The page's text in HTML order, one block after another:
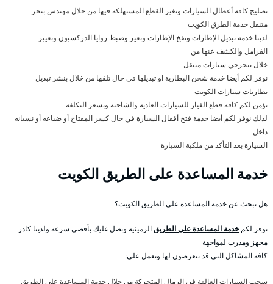
تصليح كافة أعطال السيارات وتغير القطع المستهلكة فيها من خلال مهندس بنجر
متنقل خدمة الطرق الكويت
لدينا خدمة تبديل الإطارات ونفخ الإطارات وتعير وضبط زوايا الدركسيون وتعيير
الفرامل والكشف عنها من
خلال بنجرجي سيارات متنقل
نوفر لكم أيضا خدمة شحن البطارية او تبديلها في حال تلفها من خلال بنشر تبديل
بطاريات سيارات الكويت
نؤمن لكم كافة قطع الغيار للسيارات العادية والشاحنة وبسعر التكلفة
لذلك نوفر لكم أيضا خدمة فتح أقفال السيارة في حال كسر المفتاح أو ضياعه أو نسيانه
داخل
السيارة بعد التأكد من ملكية السيارة
خدمة المساعدة على الطريق الكويت
هل تبحث عن خدمة المساعدة على الطريق الكويت؟
نوفر لكمخدمة المساعدة على الطريقالرميثية ونصل غليك بأقصى سرعة ولدينا كادر
مجهز ومدرب لمواجهة
كافة المشاكل التي قد تتعرضون لها ونعمل على:
سحب السيارات العالقة في الرمال المتحركة من خلال خدمة المساعدة على الطريق